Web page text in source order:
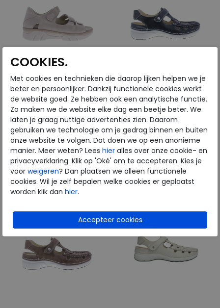
Wolky
Blaze Gobi safari
€ 159,95
€ 111,97
Beschikbare maten
40
Wolky
rolling Sun Fantastic black
summer
€ 149,95
€ 104,97
Beschikbare maten
40
COOKIES.
Met cookies en technieken die daarop lijken helpen we je
beter en persoonlijker. Dankzij functionele cookies werkt
de website goed. Ze hebben ook een analytische functie.
Zo maken we de website elke dag een beetje beter. We
laten je graag nuttige advertenties zien. Daarom
gebruiken we technologie om je gedrag binnen en buiten
onze website te volgen. Dat doen we op een anonieme
manier. Meer weten? Lees hier alles over onze cookie- en
privacyverklaring. Klik op 'Oké' om te accepteren. Kies je
voor weigeren? Dan plaatsen we alleen functionele
cookies. Wil je zelf bepalen welke cookies er geplaatst
worden klik dan hier.